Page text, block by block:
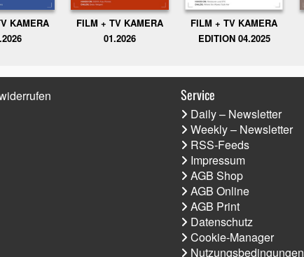
KAMERA
FILM + TV KAMERA
01.2026
FILM + TV KAMERA
EDITION 04.2025
Service
Daily – Newsletter
Weekly – Newsletter
RSS-Feeds
Impressum
AGB Shop
AGB Online
AGB Print
Datenschutz
Cookie-Manager
Nutzungsbedingungen